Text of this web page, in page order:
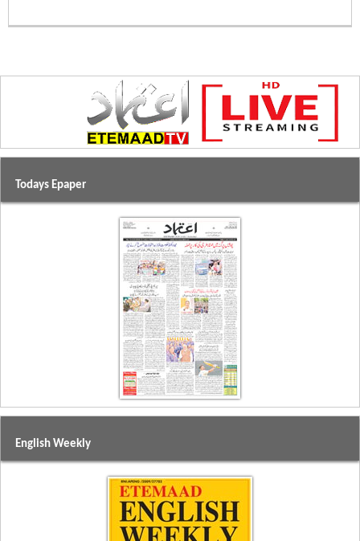
Todays Epaper
English Weekly